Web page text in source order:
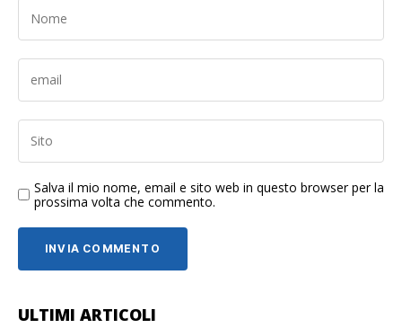
Salva il mio nome, email e sito web in questo browser per la
prossima volta che commento.
ULTIMI ARTICOLI